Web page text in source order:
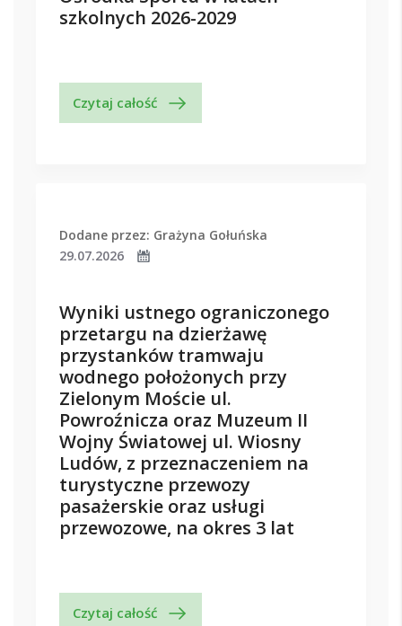
szkolnych 2026-2029
Czytaj całość
Dodane przez: Grażyna Gołuńska
29.07.2026
Wyniki ustnego ograniczonego
przetargu na dzierżawę
przystanków tramwaju
wodnego położonych przy
Zielonym Moście ul.
Powroźnicza oraz Muzeum II
Wojny Światowej ul. Wiosny
Ludów, z przeznaczeniem na
turystyczne przewozy
pasażerskie oraz usługi
przewozowe, na okres 3 lat
Czytaj całość